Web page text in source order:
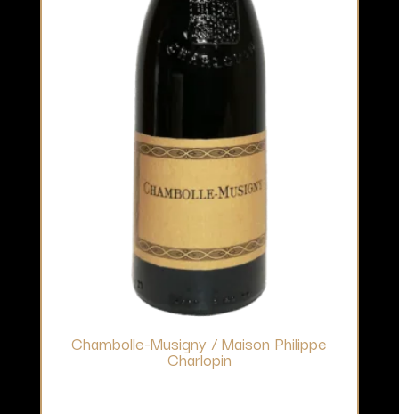
Chambolle-Musigny / Maison Philippe
Charlopin